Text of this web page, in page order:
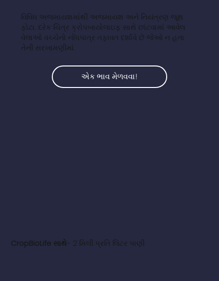
વિવિધ અજમાયશમાંથી અજમાયશ અને નિયંત્રણ જૂથ
ફોટા. દરેક ચિત્ર ક્રોપબાયોલાઇફ સાથે છાંટવામાં આવેલ
વેલાઓ વચ્ચેનો નોંધપાત્ર તફાવત દર્શાવે છે જેઓ ન હતા
તેની સરખામણીમાં.
એક ભાવ મેળવવા!
CropBioLife સાથે- 2 મિલી પ્રતિ લિટર પાણી